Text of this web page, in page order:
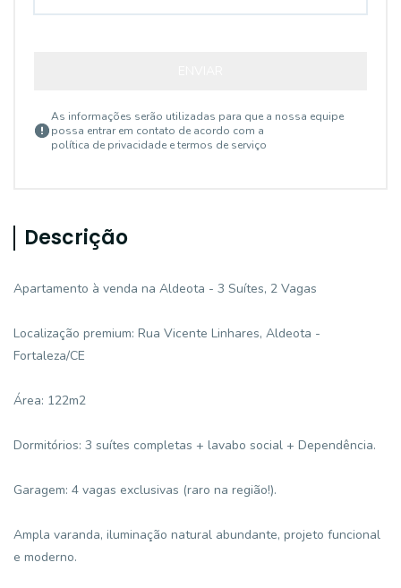
As informações serão utilizadas para que a nossa equipe
possa entrar em contato de acordo com a
política de privacidade e termos de serviço
Descrição
Apartamento à venda na Aldeota - 3 Suítes, 2 Vagas
Localização premium: Rua Vicente Linhares, Aldeota -
Fortaleza/CE
Área: 122m2
Dormitórios: 3 suítes completas + lavabo social + Dependência.
Garagem: 4 vagas exclusivas (raro na região!).
Ampla varanda, iluminação natural abundante, projeto funcional
e moderno.